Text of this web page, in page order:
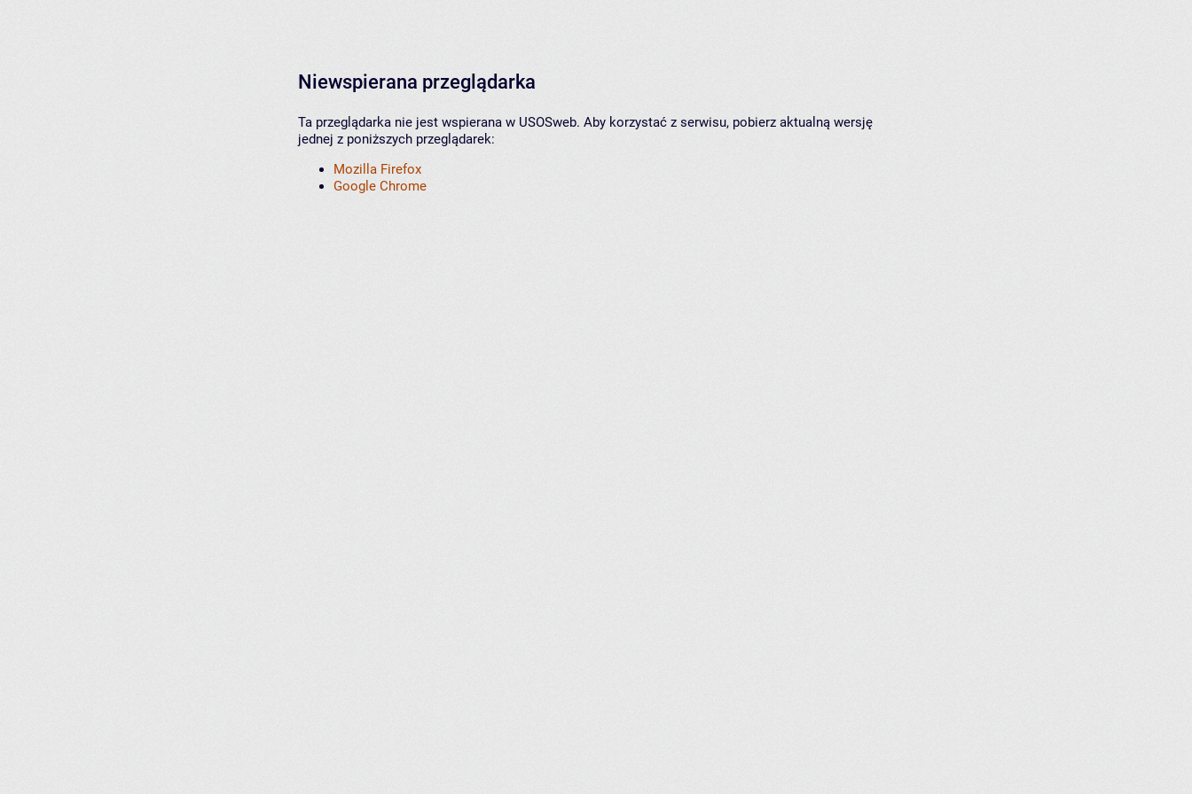
Niewspierana przeglądarka
Ta przeglądarka nie jest wspierana w USOSweb. Aby korzystać z serwisu, pobierz aktualną wersję
jednej z poniższych przeglądarek:
Mozilla Firefox
Google Chrome